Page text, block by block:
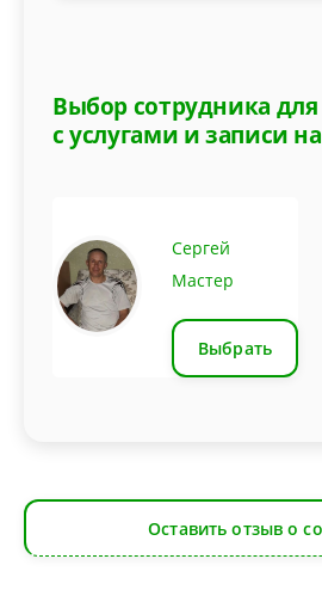
Выбор сотрудника
с услугами и записи
Сергей
Мастер
Выбрать
Оставить отзыв о